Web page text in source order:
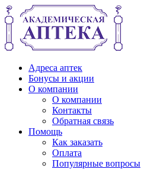
Адреса аптек
Бонусы и акции
О компании
О компании
Контакты
Обратная связь
Помощь
Как заказать
Оплата
Популярные вопросы